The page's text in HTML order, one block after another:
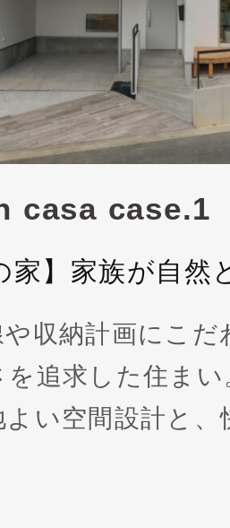
casa case.1
家】家族が自然
や収納計画にこ
を追求した住ま
よい空間設計と